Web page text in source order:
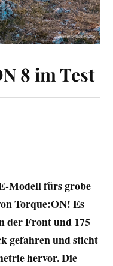
8 im Test
Modell fürs grobe
Torque:ON! Es
der Front und 175
gefahren und sticht
hervor. Die